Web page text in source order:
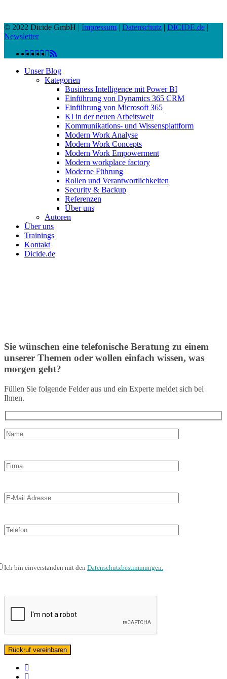
© 2022 Dicide GmbH | Impressum | Datenschutz | DICIDE.de |
Newsletter
twitter
facebook
linkedinyoutube
RSS
instagram
spotify
vk
Close
Unser Blog
Kategorien
Business Intelligence mit Power BI
Einführung von Dynamics 365 CRM
Einführung von Microsoft 365
KI in der neuen Arbeitswelt
Kommunikations- und Wissensplattform
Modern Work Analyse
Modern Work Concepts
Modern Work Empowerment
Modern workplace factory
Moderne Führung
Rollen und Verantwortlichkeiten
Security & Backup
Referenzen
Über uns
Autoren
Über uns
Trainings
Kontakt
Dicide.de
Sie wünschen eine telefonische Beratung zu einem
unserer Themen oder wollen einfach wissen, was
morgen geht?
Füllen Sie folgende Felder aus und ein Experte meldet sich bei
Ihnen.
Ich bin einverstanden mit den Datenschutzbestimmungen.
facebook
linkedin